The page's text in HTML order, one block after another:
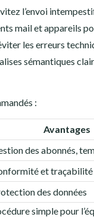
l’envoi
mail et appareils
les erreurs
sémantiques
:
Avantages
des abonnés,
et traçabilité
des données
simple pour